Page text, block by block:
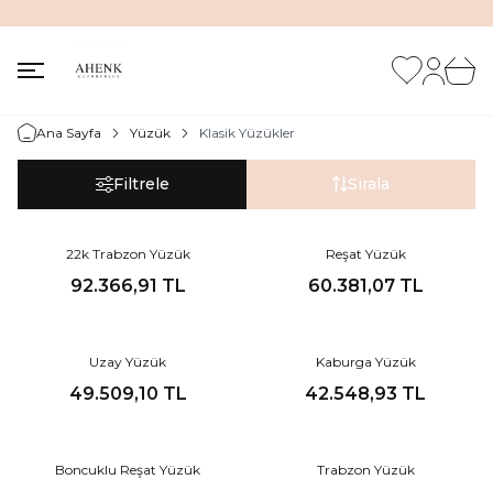
Favorilerim
Hesabım
Ana Sayfa Yüzük Klasik Yüzükler
Filtrele Sırala
22k Trabzon Yüzük
92.366,91 TL
Reşat Yüzük
60.381,07TL
Uzay Yüzük
49.509,10 TL
Kaburga Yüzük
42.548,93 TL
Boncuklu Reşat Yüzük Trabzon Yüzük